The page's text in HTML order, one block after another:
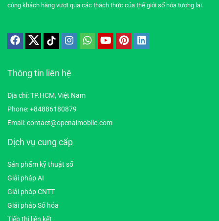
cùng khách hàng vượt qua các thách thức của thế giới số hóa tương lai.
Thông tin liên hệ
Địa chỉ: TP.HCM, Việt Nam
Phone: +84886180879
Email: contact@openaimobile.com
Dịch vụ cung cấp
Sản phẩm kỹ thuật số
Giải pháp AI
Giải pháp CNTT
Giải pháp Số hóa
Tiếp thị liên kết